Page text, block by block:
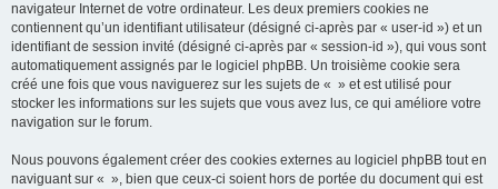
navigateur Internet de votre ordinateur. Les deux premiers cookies ne
contiennent qu’un identifiant utilisateur (désigné ci-après par « user-id ») et un
identifiant de session invité (désigné ci-après par « session-id »), qui vous sont
automatiquement assignés par le logiciel phpBB. Un troisième cookie sera
créé une fois que vous naviguerez sur les sujets de « » et est utilisé pour
stocker les informations sur les sujets que vous avez lus, ce qui améliore votre
navigation sur le forum.
Nous pouvons également créer des cookies externes au logiciel phpBB tout en
naviguant sur « », bien que ceux-ci soient hors de portée du document qui est